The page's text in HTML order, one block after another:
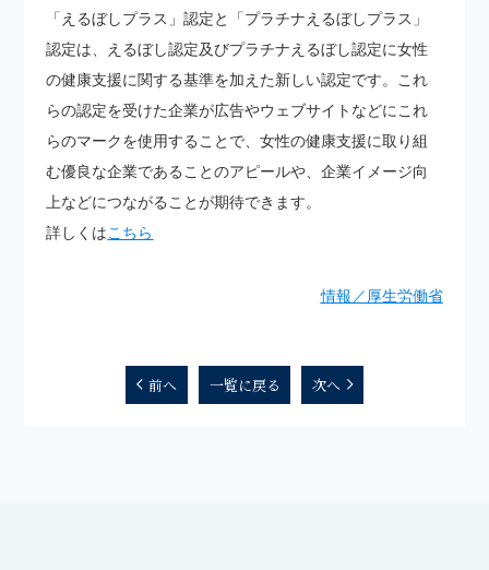
「えるぼしプラス」認定と「プラチナえるぼしプラス」
認定は、えるぼし認定及びプラチナえるぼし認定に女性
の健康支援に関する基準を加えた新しい認定です。これ
らの認定を受けた企業が広告やウェブサイトなどにこれ
らのマークを使用することで、女性の健康支援に取り組
む優良な企業であることのアピールや、企業イメージ向
上などにつながることが期待できます。
詳しくはこちら
情報／厚生労働省
前へ 一覧に戻る 次へ